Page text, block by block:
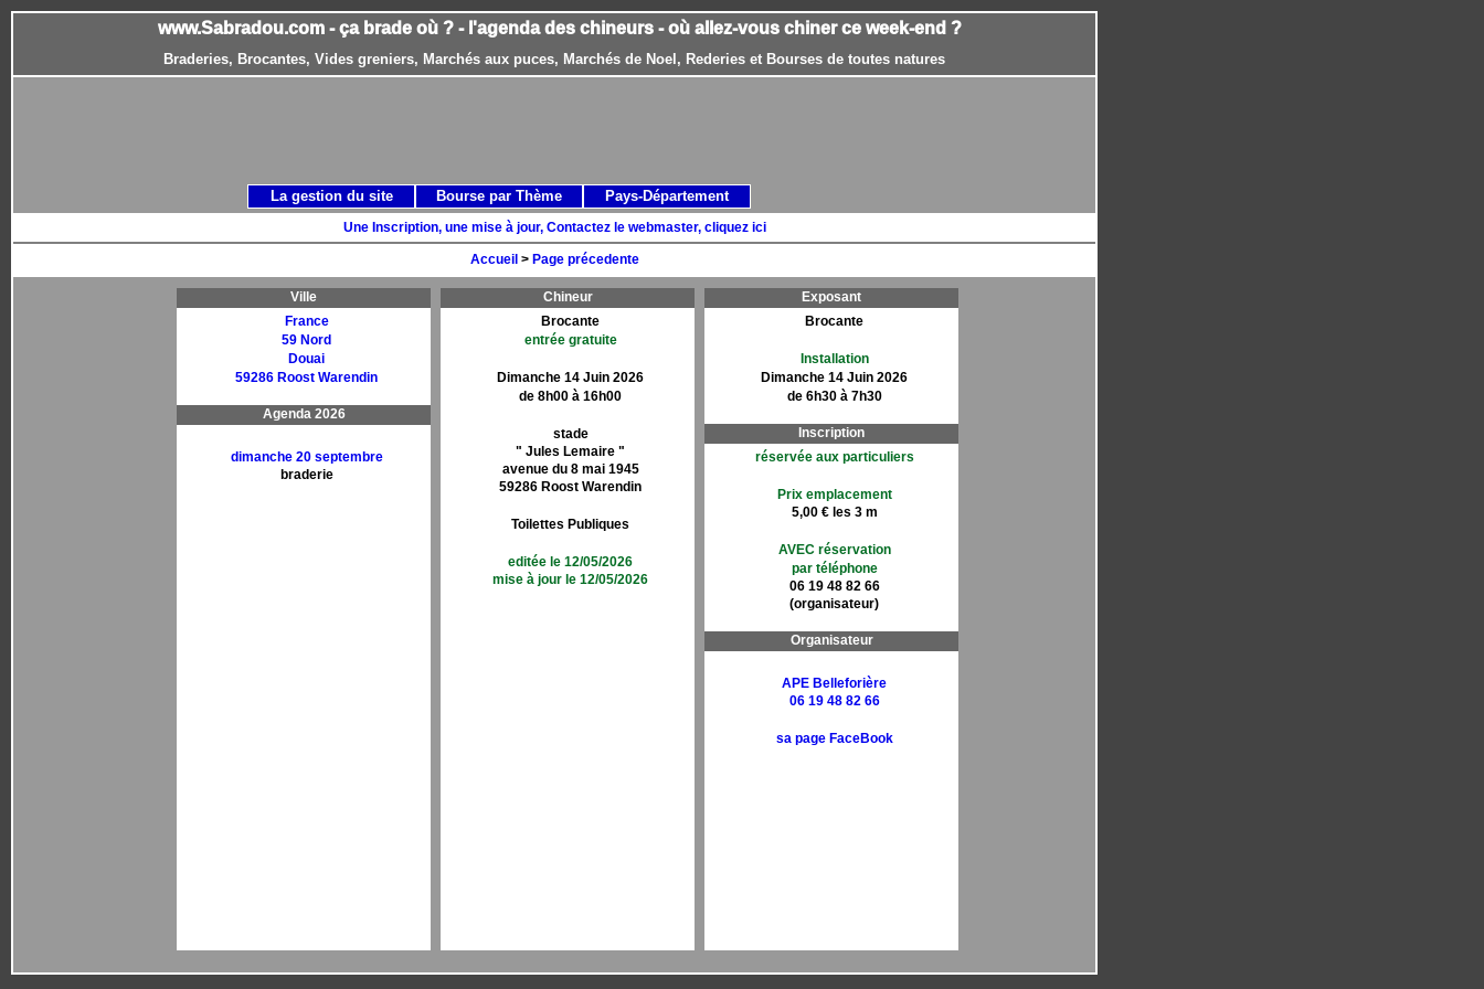
www.Sabradou.com - ça brade où ? - l'agenda des chineurs - où allez-vous chiner ce week-end ?
Braderies, Brocantes, Vides greniers, Marchés aux puces, Marchés de Noel, Rederies et Bourses de toutes natures
Une Inscription, une mise à jour, Contactez le webmaster, cliquez ici
Accueil > Page précedente
Ville
France
59 Nord
Douai
59286 Roost Warendin
Agenda 2026
dimanche 20 septembre
braderie
Chineur
Brocante
entrée gratuite
Dimanche 14 Juin 2026
de 8h00 à 16h00
stade
" Jules Lemaire "
avenue du 8 mai 1945
59286 Roost Warendin
Toilettes Publiques
editée le 12/05/2026
mise à jour le 12/05/2026
Exposant
Brocante
Installation
Dimanche 14 Juin 2026
de 6h30 à 7h30
Inscription
réservée aux particuliers
Prix emplacement
5,00 € les 3 m
AVEC réservation
par téléphone
06 19 48 82 66
(organisateur)
Organisateur
APE Belleforière
06 19 48 82 66
sa page FaceBook
La gestion du site Bourse par Thème Pays-Département